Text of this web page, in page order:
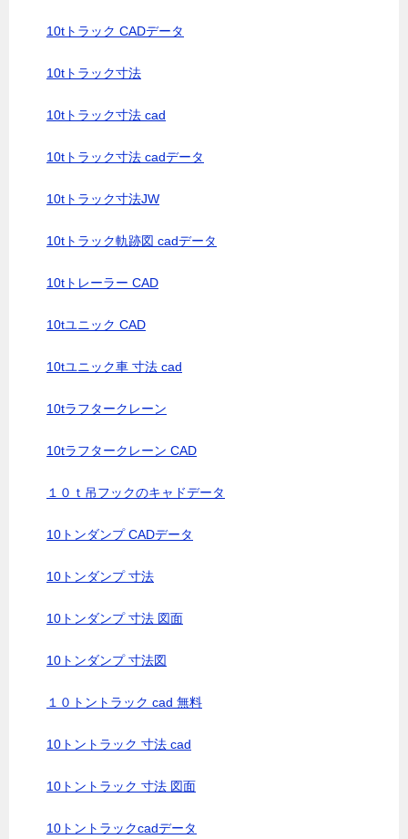
10tトラック CADデータ
10tトラック寸法
10tトラック寸法 cad
10tトラック寸法 cadデータ
10tトラック寸法JW
10tトラック軌跡図 cadデータ
10tトレーラー CAD
10tユニック CAD
10tユニック車 寸法 cad
10tラフタークレーン
10tラフタークレーン CAD
１０ｔ吊フックのキャドデータ
10トンダンプ CADデータ
10トンダンプ 寸法
10トンダンプ 寸法 図面
10トンダンプ 寸法図
１０トントラック cad 無料
10トントラック 寸法 cad
10トントラック 寸法 図面
10トントラックcadデータ